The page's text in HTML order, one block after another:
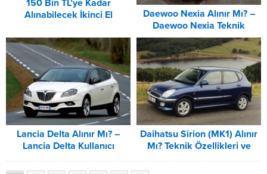
150 Bin TL’ye Kadar
Alınabilecek İkinci El
Daewoo Nexia Alınır Mı? –
Daewoo Nexia Teknik
Özellikleri ve Donanımları
Lancia Delta Alınır Mı? –
Lancia Delta Kullanıcı
Yorumları
Daihatsu Sirion (MK1) Alınır
Mı? Teknik Özellikleri ve
Donanımları